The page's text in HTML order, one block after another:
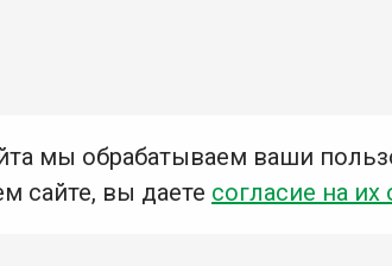
мы обрабатываем ваши
сайте, вы даете согласие на их